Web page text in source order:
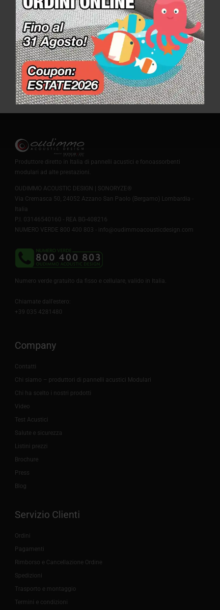
Tommaso Colliva
Zeca
Cinema Modernissimo
Omega Pharma
Razorfish HealthWare
Produttore diretto in Italia di pannelli acustici e fonoassorbenti
modulari ad alte prestazioni.
OUDIMMO ACOUSTIC DESIGN | SONORYZE®
Via Cremasca 50, 24052 Azzano San Paolo (Bergamo) Lombardia -
Italia
P.I. 03146540160 - REA BG-408216
NUMERO VERDE 800 400 803 - info@oudimmoacousticdesign.com
Numero verde gratuito da fisso e cellulare, valido in Italia.
Chiamate dall'estero:
+39 035 4281480
Company
Contatti
Chi siamo – produttori di pannelli acustici Modulari
Chi ha scelto i nostri prodotti
Video
Test Acustici
Salute e sicurezza
Listini prezzi
Brochure
Press
Blog
Servizio Clienti
Ordini
Pagamenti
Rimborso e Cancellazione Ordine
Spedizioni
Trasporto e montaggio
Termini e condizioni